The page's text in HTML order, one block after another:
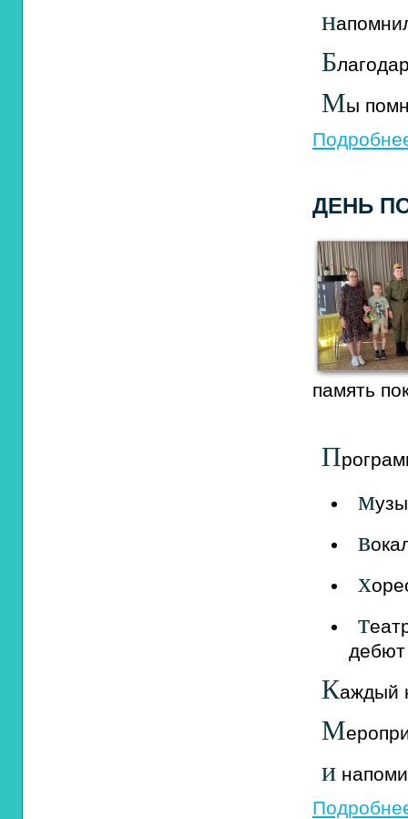
н
Б
Мы
ДЕНЬ
память
П
м
в
х
т
дебют
Каждый
М
и